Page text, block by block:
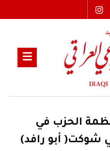
الحزب في
شوكت( أبو رافد)